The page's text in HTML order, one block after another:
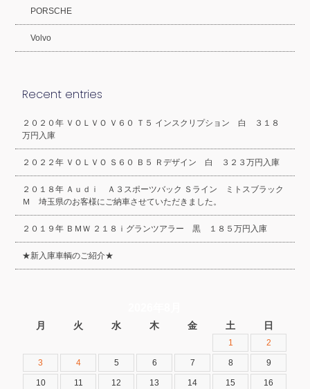
PORSCHE
Volvo
Recent entries
２０２０年 ＶＯＬＶＯ Ｖ６０ Ｔ５ インスクリプション 白 ３１８
万円入庫
２０２２年 ＶＯＬＶＯ Ｓ６０ Ｂ５ Ｒデザイン 白 ３２３万円入庫
２０１８年 Ａｕｄｉ Ａ３スポーツバック Ｓライン ミトスブラック
Ｍ 埼玉県のお客様にご納車させていただきました。
２０１９年 ＢＭＷ ２１８ｉグランツアラー 黒 １８５万円入庫
★新入庫車輌のご紹介★
月 火 水 木 金 土 日
1 2
3 4 5 6 7 8 9
10 11 12 13 14 15 16